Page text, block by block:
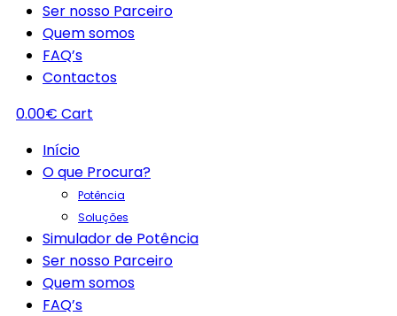
Ser nosso Parceiro
Quem somos
FAQ’s
Contactos
0.00€ Cart
Início
O que Procura?
Potência
Soluções
Simulador de Potência
Ser nosso Parceiro
Quem somos
FAQ’s